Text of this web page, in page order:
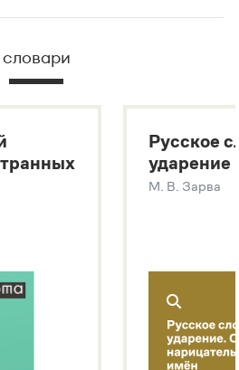
удобном виде собрана вся
словарь
русских глаголов
слов
платформы
SaluteSpeech
словари
Русское
ударение
М. В. Зарва